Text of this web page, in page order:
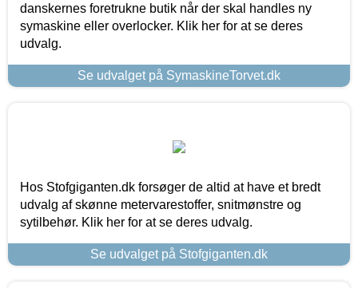
danskernes foretrukne butik når der skal handles ny
symaskine eller overlocker. Klik her for at se deres
udvalg.
Se udvalget på SymaskineTorvet.dk
Hos Stofgiganten.dk forsøger de altid at have et bredt
udvalg af skønne metervarestoffer, snitmønstre og
sytilbehør. Klik her for at se deres udvalg.
Se udvalget på Stofgiganten.dk